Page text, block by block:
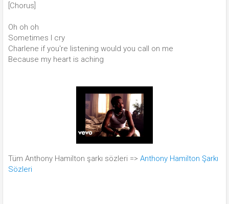
[Chorus]
Oh oh oh
Sometimes I cry
Charlene if you're listening would you call on me
Because my heart is aching
Tüm Anthony Hamilton şarkı sözleri => Anthony Hamilton Şarkı
Sözleri